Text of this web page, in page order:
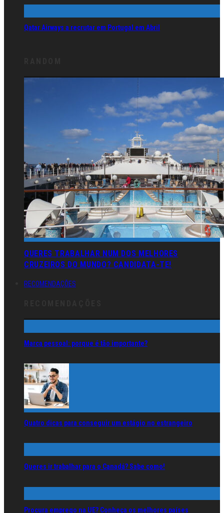
Qatar Airways a recrutar em Portugal em Abril
QUERES TRABALHAR NUM DOS MELHORES
CRUZEIROS DO MUNDO? CANDIDATA-TE!
RECOMENDAÇÕES
Marca pessoal: porque é tão importante?
Quatro dicas para conseguir um estágio no estrangeiro
Queres ir trabalhar para o Canadá? Sabe como!
Procura emprego na UE? Conheça os melhores países